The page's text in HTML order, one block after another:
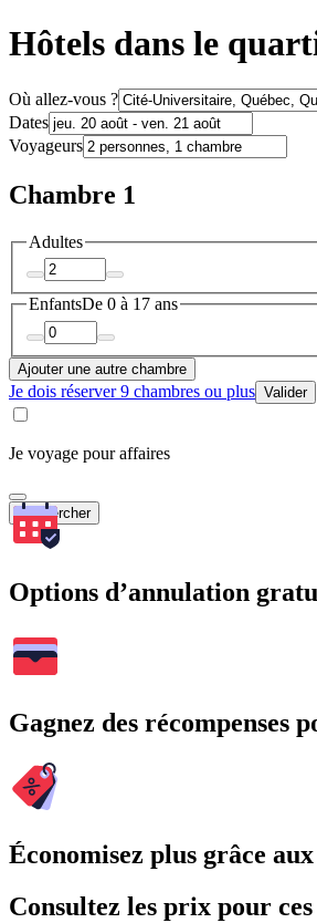
Hôtels dans le
Où allez-vous ?
Dates
Voyageurs
Chambre 1
Adultes
EnfantsDe 0 à 17 ans
Ajouter une autre chambre
Je dois réserver 9 chambres ou plus Valider
Je voyage pour affaires
Rechercher
Options d’annulation
Gagnez des récompenses
Économisez plus grâce
Consultez les prix pour ces